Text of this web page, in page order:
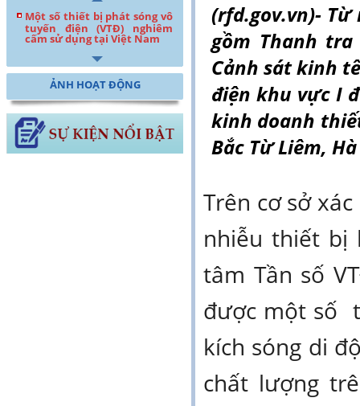
Một số thiết bị phát sóng vô
tuyến điện (VTĐ) nghiêm
cấm sử dụng tại Việt Nam
ẢNH HOẠT ĐỘNG
(rfd.gov.vn)- Từ
gồm Thanh
Cảnh sát kinh
điện khu vực I
kinh doanh
Bắc Từ Liêm,
Trên cơ sở
nhiễu thiết bị
tâm Tần số
được một số
kích sóng di
chất lượng